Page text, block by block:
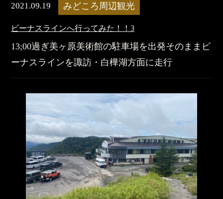
2021.09.19 みどころ周辺観光
ビーナスラインへ行ってみた！！3
13;00過ぎ美ヶ原美術館の駐車場を出発そのままビ
ーナスラインを諏訪・白樺湖方面に走行